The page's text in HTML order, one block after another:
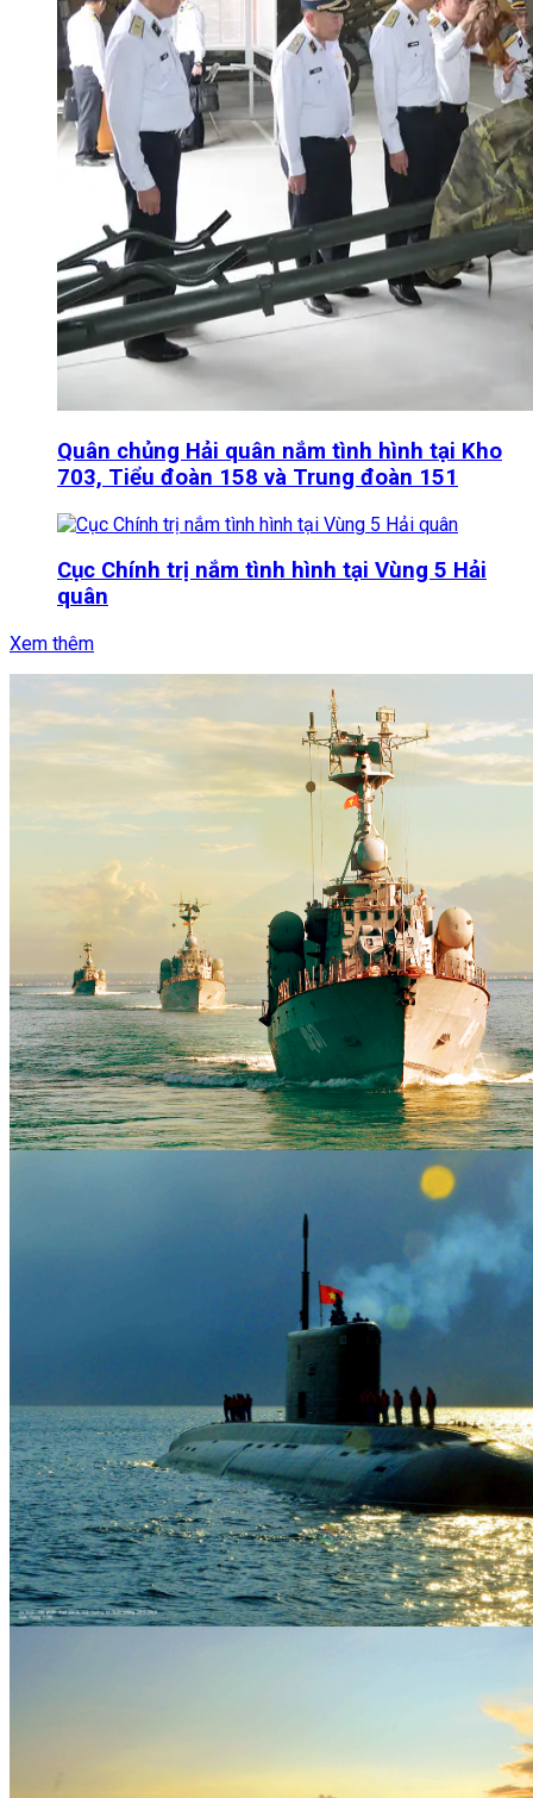
Quân chủng Hải quân nắm tình hình tại Kho
703, Tiểu đoàn 158 và Trung đoàn 151
Cục Chính trị nắm tình hình tại Vùng 5 Hải
quân
Xem thêm